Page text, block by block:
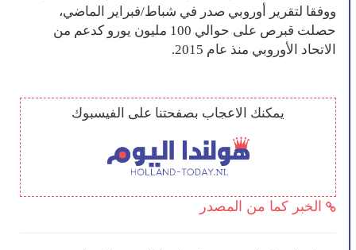
ووفقا لتقرير أوروبي صدر في شباط/فبراير الماضي،
حصلت قبرص على حوالي 100 مليون يورو كدعم من
الاتحاد الأوروبي منذ عام 2015.
يمكنك الاعجاب بصفحتنا على الفيسبوك
الخبر كما من المصدر